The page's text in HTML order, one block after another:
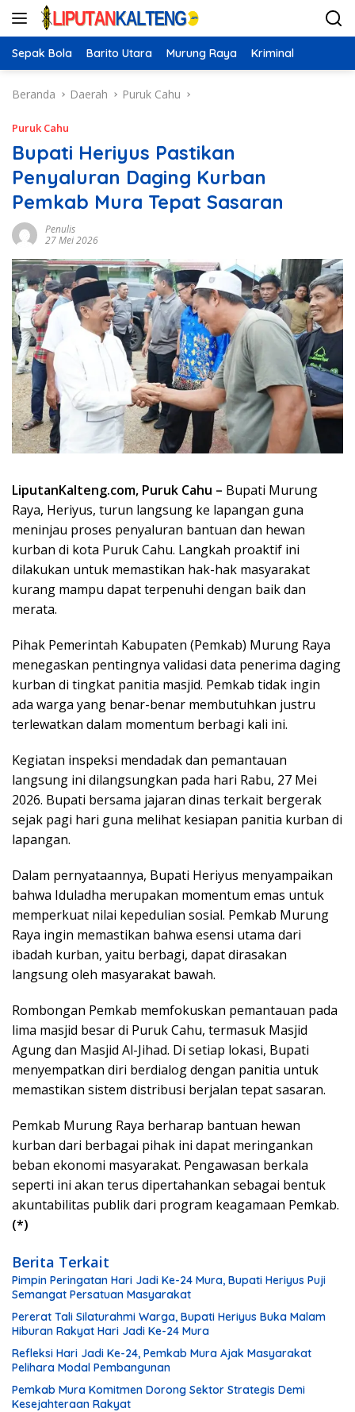
Langsung
Sepak Bola Barito Utara Murung Raya Kriminal
Beranda Daerah Puruk Cahu
Puruk Cahu
Bupati Heriyus Pastikan
Penyaluran Daging Kurban
Pemkab Mura Tepat Sasaran
Penulis
27 Mei 2026
LiputanKalteng.com, Puruk Cahu – Bupati Murung
Raya, Heriyus, turun langsung ke lapangan guna
meninjau proses penyaluran bantuan dan hewan
kurban di kota Puruk Cahu. Langkah proaktif ini
dilakukan untuk memastikan hak-hak masyarakat
kurang mampu dapat terpenuhi dengan baik dan
merata.
Pihak Pemerintah Kabupaten (Pemkab) Murung Raya
menegaskan pentingnya validasi data penerima daging
kurban di tingkat panitia masjid. Pemkab tidak ingin
ada warga yang benar-benar membutuhkan justru
terlewatkan dalam momentum berbagi kali ini.
Kegiatan inspeksi mendadak dan pemantauan
langsung ini dilangsungkan pada hari Rabu, 27 Mei
2026. Bupati bersama jajaran dinas terkait bergerak
sejak pagi hari guna melihat kesiapan panitia kurban di
lapangan.
Dalam pernyataannya, Bupati Heriyus menyampaikan
bahwa Iduladha merupakan momentum emas untuk
memperkuat nilai kepedulian sosial. Pemkab Murung
Raya ingin memastikan bahwa esensi utama dari
ibadah kurban, yaitu berbagi, dapat dirasakan
langsung oleh masyarakat bawah.
Rombongan Pemkab memfokuskan pemantauan pada
lima masjid besar di Puruk Cahu, termasuk Masjid
Agung dan Masjid Al-Jihad. Di setiap lokasi, Bupati
menyempatkan diri berdialog dengan panitia untuk
memastikan sistem distribusi berjalan tepat sasaran.
Pemkab Murung Raya berharap bantuan hewan
kurban dari berbagai pihak ini dapat meringankan
beban ekonomi masyarakat. Pengawasan berkala
seperti ini akan terus dipertahankan sebagai bentuk
akuntabilitas publik dari program keagamaan Pemkab.
(*)
Berita Terkait
Pimpin Peringatan Hari Jadi Ke-24 Mura, Bupati Heriyus Puji
Semangat Persatuan Masyarakat
Pererat Tali Silaturahmi Warga, Bupati Heriyus Buka Malam
Hiburan Rakyat Hari Jadi Ke-24 Mura
Refleksi Hari Jadi Ke-24, Pemkab Mura Ajak Masyarakat
Pelihara Modal Pembangunan
Pemkab Mura Komitmen Dorong Sektor Strategis Demi
Kesejahteraan Rakyat